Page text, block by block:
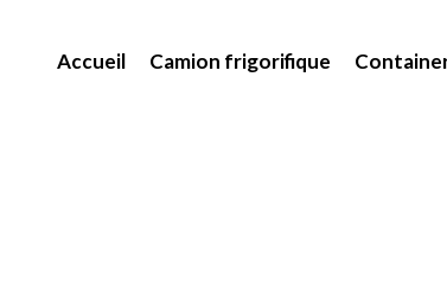
Accueil Camion frigorifique